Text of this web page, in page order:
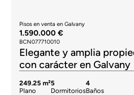
Pisos en venta en Galvany
1.590.000 €
BCN077710010
Elegante y amplia
con carácter en Galvany
249.25 m²
Plano
5
Dormitorios
4
Baños